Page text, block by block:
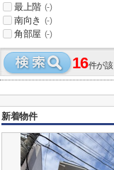
最上階 (-)
南向き (-)
角部屋 (-)
16件が
新着物件